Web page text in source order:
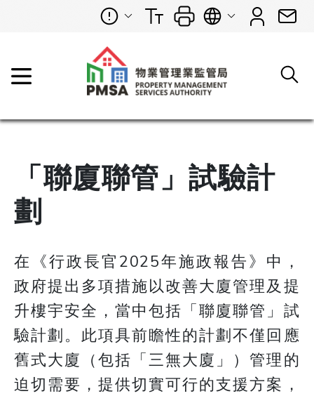
「聯廈聯管」試驗計
劃
在《行政長官2025年施政報告》中，
政府提出多項措施以改善大廈管理及提
升樓宇安全，當中包括「聯廈聯管」試
驗計劃。此項具前瞻性的計劃不僅回應
舊式大廈（包括「三無大廈」）管理的
迫切需要，提供切實可行的支援方案，